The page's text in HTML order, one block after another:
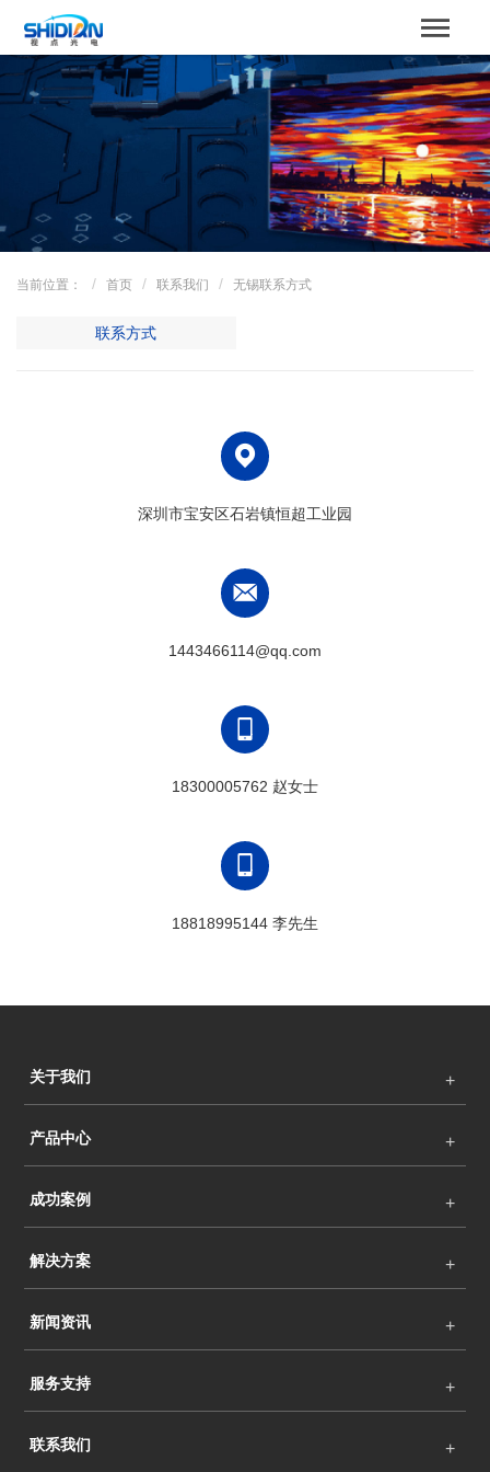
网站首页
关于我们
产品中心
成功案例
联系我们
当前位置： 首页 联系我们 无锡联系方式
联系方式
深圳市宝安区石岩镇恒超工业园
1443466114@qq.com
18300005762 赵女士
18818995144 李先生
关于我们
产品中心
成功案例
解决方案
新闻资讯
服务支持
联系我们